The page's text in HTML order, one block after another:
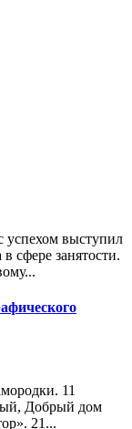
успехом выступил
сфере занятости.
11
Добрый дом
21...